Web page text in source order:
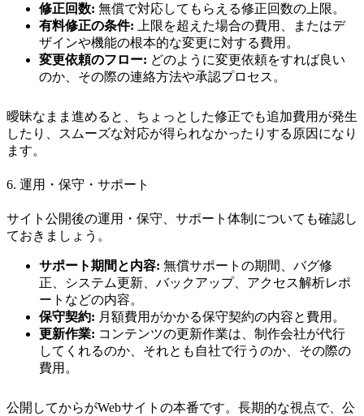
修正回数: 無償で対応してもらえる修正回数の上限。
有料修正の条件: 上限を超えた場合の費用、またはデ
ザインや機能の根本的な変更に対する費用。
変更依頼のフロー: どのように変更依頼をすれば良い
のか、その際の連絡方法や承認プロセス。
曖昧なまま進めると、ちょっとした修正でも追加費用が発生
したり、スムーズな対応が得られなかったりする原因になり
ます。
6. 運用・保守・サポート
サイト公開後の運用・保守、サポート体制についても確認し
ておきましょう。
サポート期間と内容: 無償サポートの期間、バグ修
正、システム更新、バックアップ、アクセス解析レポ
ートなどの内容。
保守契約: 月額費用がかかる保守契約の内容と費用。
更新作業: コンテンツの更新作業は、制作会社が代行
してくれるのか、それとも自社で行うのか、その際の
費用。
公開してからがWebサイトの本番です。長期的な視点で、公